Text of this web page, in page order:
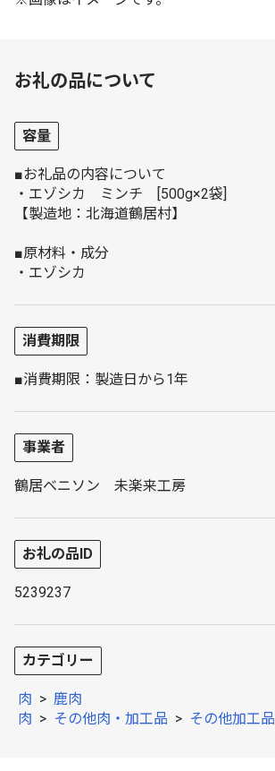
お礼の品について
容量
■お礼品の内容について
・エゾシカ ミンチ [500g×2袋]
【製造地：北海道鶴居村】
■原材料・成分
・エゾシカ
消費期限
■消費期限：製造日から1年
事業者
鶴居ベニソン 未楽来工房
お礼の品ID
5239237
カテゴリー
肉 > 鹿肉
肉 > その他肉・加工品 > その他加工品